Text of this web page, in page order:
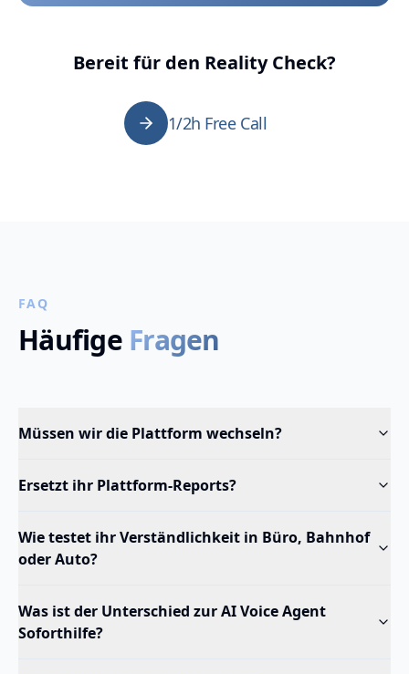
Bereit für den Reality Check?
1/2h Free Call
FAQ
Häufige Fragen
Müssen wir die Plattform wechseln?
Ersetzt ihr Plattform-Reports?
Wie testet ihr Verständlichkeit in Büro, Bahnhof
oder Auto?
Was ist der Unterschied zur AI Voice Agent
Soforthilfe?